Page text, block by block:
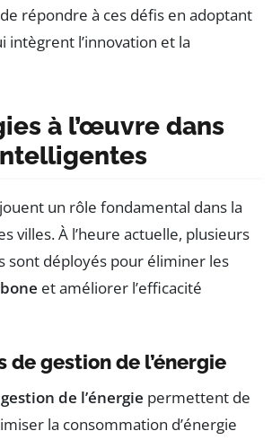
répondre à ces défis en adoptant
intègrent l’innovation et la
à l’œuvre dans
un rôle fondamental dans la
villes. À l’heure actuelle, plusieurs
sont déployés pour éliminer les
et améliorer l’efficacité
de gestion de l’énergie
de l’énergie permettent de
la consommation d’énergie